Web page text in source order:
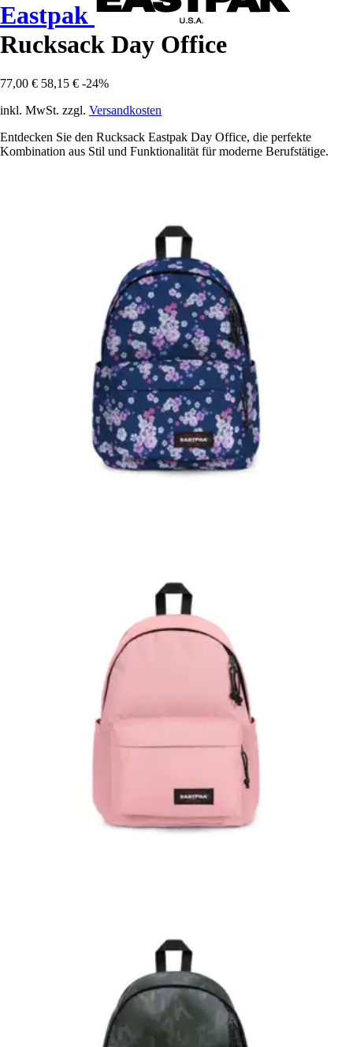
Eastpak
Rucksack Day Office
77,00 € 58,15 € -24%
inkl. MwSt. zzgl. Versandkosten
Entdecken Sie den Rucksack Eastpak Day Office, die perfekte
Kombination aus Stil und Funktionalität für moderne Berufstätige.